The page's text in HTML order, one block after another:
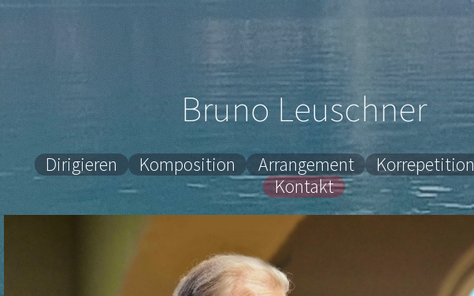
Bruno Leuschner
Dirigieren Komposition Arrangement Korrepetition
Kontakt